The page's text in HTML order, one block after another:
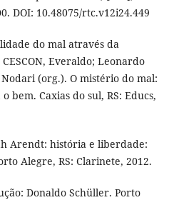
DOI: 10.48075/rtc.v12i24.449
do mal através da
Everaldo; Leonardo
(org.). O mistério do mal:
bem. Caxias do sul, RS: Educs,
Arendt: história e liberdade:
Alegre, RS: Clarinete, 2012.
Donaldo Schüller. Porto